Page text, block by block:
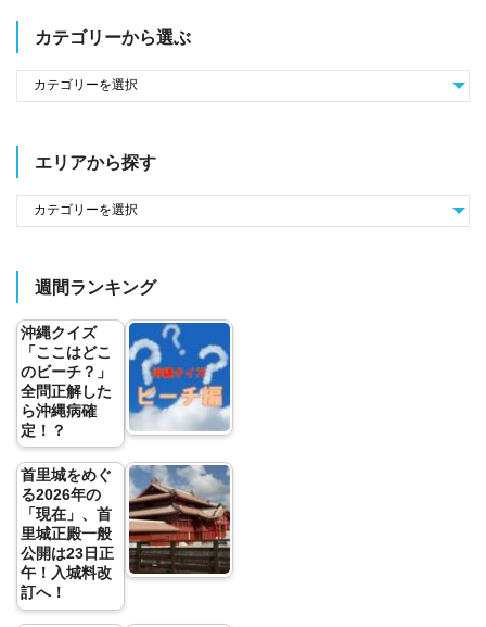
カテゴリーから選ぶ
エリアから探す
週間ランキング
沖縄クイズ
「ここはどこ
のビーチ？」
全問正解した
ら沖縄病確
定！？
首里城をめぐ
る2026年の
「現在」、首
里城正殿一般
公開は23日正
午！入城料改
訂へ！